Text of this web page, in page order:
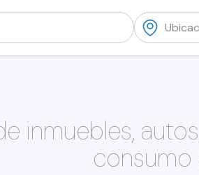
inmuebles,
consumo